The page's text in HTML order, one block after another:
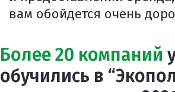
вам обойдется очень
Более 20 компаний
обучились в